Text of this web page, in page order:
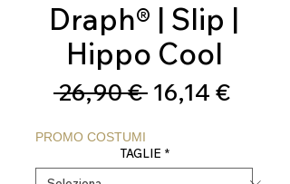
Draph® | Slip |
Hippo Cool
26,90 € Prezzo
16,14 €Prezzo
PROMO COSTUMI
TAGLIE *